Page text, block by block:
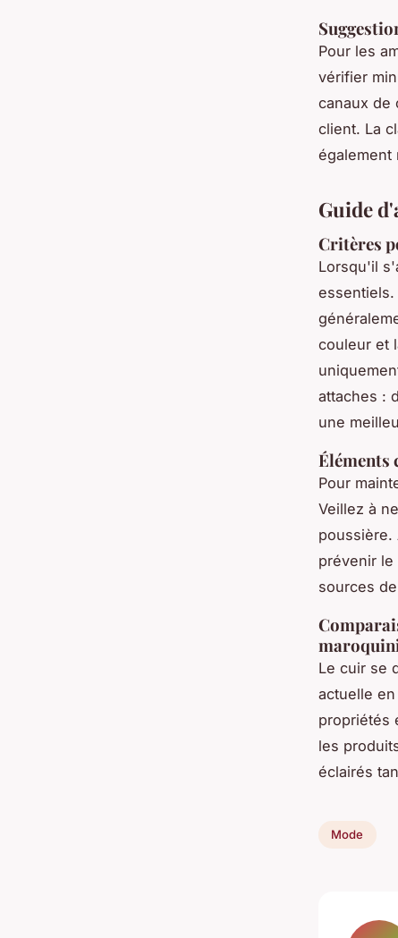
Pour les
vérifier
canaux de
client. La
également
Guide
Critères
Lorsqu'il
essentiels.
couleur et
attaches :
une
Éléments
Pour
Veillez à
poussière.
prévenir
sources
Le cuir se
actuelle
propriétés
les
éclairés
Mode